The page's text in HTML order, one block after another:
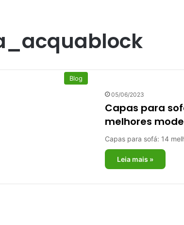
Blog
05/06/2023
Capas para
melhores
Capas para sofá: 14
Leia mais »